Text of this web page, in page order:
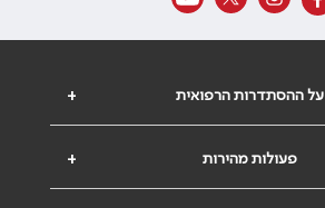
+ על ההסתדרות הרפואית
+ פעולות מהירות